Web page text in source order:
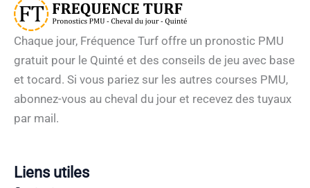
Chaque jour, Fréquence Turf offre un pronostic PMU
gratuit pour le Quinté et des conseils de jeu avec base
et tocard. Si vous pariez sur les autres courses PMU,
abonnez-vous au cheval du jour et recevez des tuyaux
par mail.
Liens utiles